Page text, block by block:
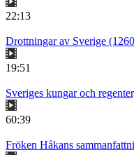
22:13
Drottningar av Sverige
19:51
Sveriges kungar och
60:39
Fröken Håkans